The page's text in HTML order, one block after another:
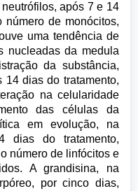
após 7 e 14
de monócitos,
uma tendência de
nucleadas da medula
da substância,
14 dias do tratamento,
na celularidade
das células da
em evolução, na
dias do tratamento,
número de linfócitos e
A grandisina, na
por cinco dias,